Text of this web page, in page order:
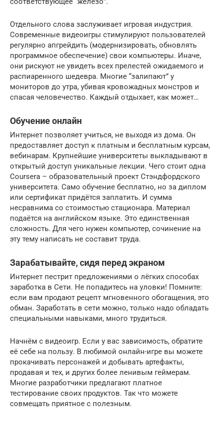
Отдельного слова заслуживает игровая индустрия.
Современные видеоигры стимулируют пользователей
регулярно апгрейдить (модернизировать, обновлять
программное обеспечение) свои компьютеры. Иначе,
они рискуют не увидеть всех прелестей ожидаемого и
распиаренного шедевра. Многие “залипают” у
мониторов до утра, убивая кровожадных монстров и
спасая человечество. Каждый отдыхает, как может…
Обучение онлайн
Интернет позволяет учиться, не выходя из дома. Он
предоставляет доступ к платным и бесплатным курсам,
вебинарам. Крупнейшие университеты выкладывают в
открытый доступ уникальные лекции. Чего стоит одна
Coursera – образовательный проект Стэндфордского
университета. Само обучение бесплатно, но за диплом
или сертификат придётся заплатить. И сумма
несравнима со стоимостью стационара. Материал
подаётся на английском языке. Это единственная
сложность. Для чего нужен компьютер, сочинение на
эту тему написать не составит труда.
Зарабатывайте, сидя перед экраном
Интернет пестрит предложениями о лёгких способах
заработка в Сети. Не попадитесь на уловки! Помните:
если вам продают рецепт мгновенного обогащения, это
обман. Заработать в сети можно, только надо обладать
специальными навыками, много трудиться.
Начнём с видеоигр. Если у вас зависимость, обратите
её себе на пользу. В любимой онлайн-игре вы можете
прокачивать персонажей и добывать артефакты,
продавая и тех, и других более ленивым геймерам.
Многие разработчики предлагают платное
тестирование своих продуктов. Так что можете
совмещать приятное с полезным.